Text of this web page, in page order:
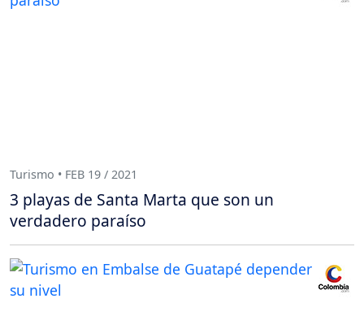
Turismo • FEB 19 / 2021
3 playas de Santa Marta que son un
verdadero paraíso